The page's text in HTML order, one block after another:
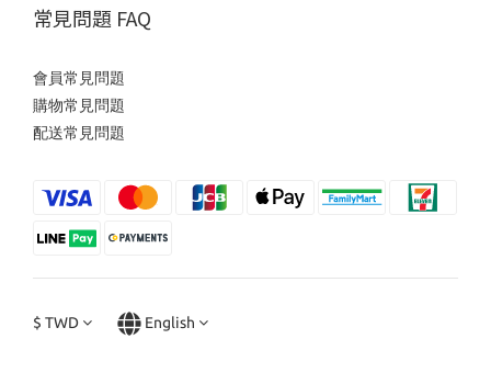
常見問題 FAQ
會員常見問題
購物常見問題
配送常見問題
$ TWD English